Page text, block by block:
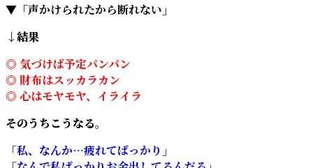
▼「声かけられたから断れない」
↓結果
◎ 気づけば予定パンパン
◎ 財布はスッカラカン
◎ 心はモヤモヤ、イライラ
そのうちこうなる。
「私、なんか…疲れてばっかり」